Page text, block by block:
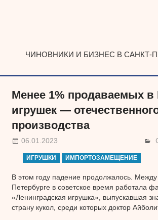
ЧИНОВНИКИ И БИЗНЕС В САНКТ-
Менее 1% продаваемых в
игрушек —
производства
06.01.2023
ИГРУШКИ ИМПОРТОЗАМЕЩЕНИЕ
В этом году падение продолжалось.
Петербурге в советское время работала
«Ленинградская игрушка», выпускавшая
страну кукол, среди которых доктор